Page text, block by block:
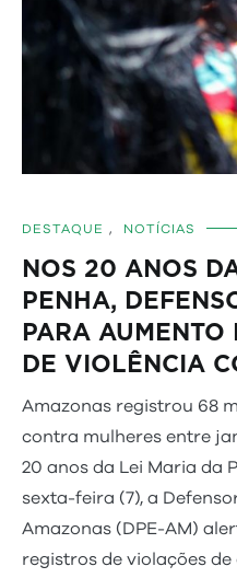
DESTAQUE , NOTÍCIAS
NOS 20 ANOS
PENHA,
PARA AUMENTO
DE VIOLÊNCIA
Amazonas registrou 68
contra mulheres entre
20 anos da Lei Maria da
sexta-feira (7), a
Amazonas (DPE-AM)
registros de violações